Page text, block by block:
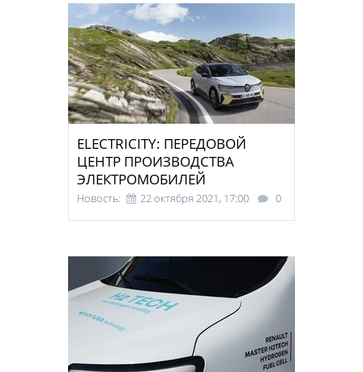
ELECTRICITY: ПЕРЕДОВОЙ
ЦЕНТР ПРОИЗВОДСТВА
ЭЛЕКТРОМОБИЛЕЙ
Новость: 22 октября 2021, 17:00 0